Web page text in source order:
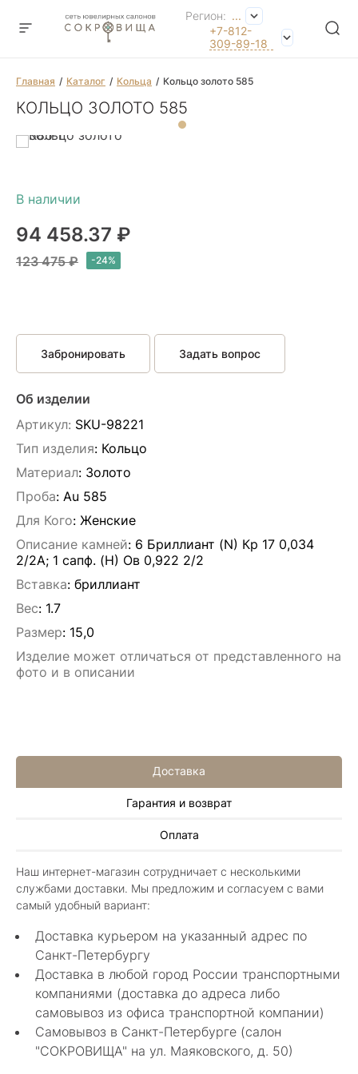
Регион: ...
+7-812-
309-89-18
Главная Каталог Кольца Кольцо золото 585
КОЛЬЦО ЗОЛОТО 585
94 458.37 ₽
123 475 ₽
Забронировать Задать вопрос
Об изделии
Артикул: SKU-98221
Тип изделия: Кольцо
Материал: Золото
Проба: Au 585
Для Кого: Женские
Описание камней: 6 Бриллиант (N) Кр 17 0,034
2/2А; 1 сапф. (H) Ов 0,922 2/2
Вставка: бриллиант
Вес: 1.7
Размер: 15,0
Изделие может отличаться от представленного на
фото и в описании
Доставка
Гарантия и возврат
Оплата
Наш интернет-магазин сотрудничает с несколькими
службами доставки. Мы предложим и согласуем с вами
самый удобный вариант:
Доставка курьером на указанный адрес по
Санкт-Петербургу
Доставка в любой город России транспортными
компаниями (доставка до адреса либо
самовывоз из офиса транспортной компании)
Самовывоз в Санкт-Петербурге (салон
"СОКРОВИЩА" на ул. Маяковского, д. 50)
Алла Майорова
Классные изделия, оригинальные не похожие
в других магазинах. Сотрудники очень
грамотные специалисты в своем деле помогли
с выбором.
Показать полностью
Нелли Г.
4 мая 2025
Каждый раз бывая на Большой Конюшенной
12 в Санкт-Петербурге посещаю этот